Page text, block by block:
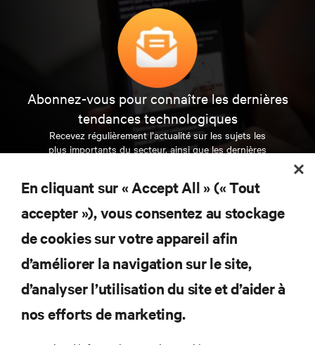
Abonnez-vous pour connaître les dernières
tendances technologiques
Recevez régulièrement l’actualité sur les sujets les
plus importants du secteur, ainsi que les dernières
et des infrastructures informatiques critiques.
S’INSCRIRE MAINTENANT
RESSOURCES
SUPPORT
En cliquant sur « Accept All » (« Tout
accepter »), vous consentez au stockage
de cookies sur votre appareil afin
d’améliorer la navigation sur le site,
d’analyser l’utilisation du site et d’aider à
nos efforts de marketing.